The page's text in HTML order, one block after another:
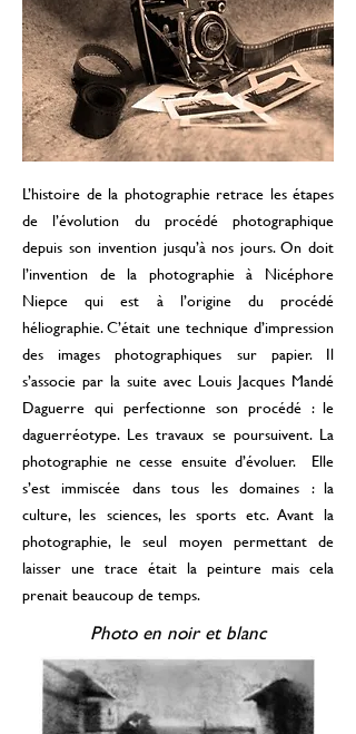
L’histoire de la photographie retrace les étapes
de l’évolution du procédé photographique
depuis son invention jusqu’à nos jours. On doit
l’invention de la photographie à Nicéphore
Niepce qui est à l’origine du procédé
héliographie. C’était une technique d’impression
des images photographiques sur papier. Il
s’associe par la suite avec Louis Jacques Mandé
Daguerre qui perfectionne son procédé : le
daguerréotype. Les travaux se poursuivent. La
photographie ne cesse ensuite d’évoluer. Elle
s’est immiscée dans tous les domaines : la
culture, les sciences, les sports etc. Avant la
photographie, le seul moyen permettant de
laisser une trace était la peinture mais cela
prenait beaucoup de temps.
Photo en noir et blanc